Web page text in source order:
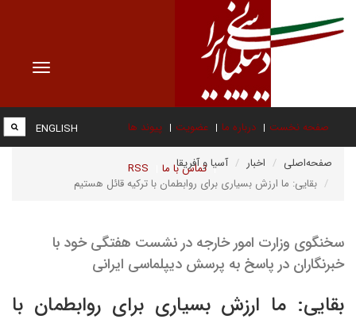
Toggle
صفحه نخست درباره ما عضویت پیوند ها
تماس با ما RSS
ENGLISH
صفحه‌اصلی اخبار
آسیا و آفریقا
بقایی: ما ارزش بسیاری برای روابطمان با ترکیه قائل هستیم
سخنگوی وزارت امور خارجه در نشست هفتگی خود با
خبرنگاران در پاسخ به پرسش دیپلماسی ایرانی
بقایی: ما ارزش بسیاری برای روابطمان با